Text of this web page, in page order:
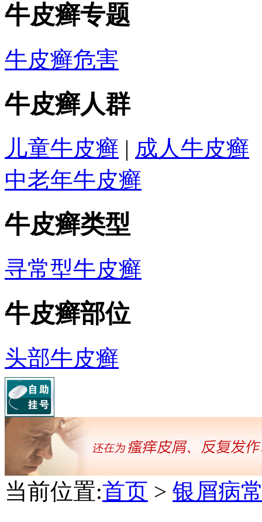
牛皮癣专题
牛皮癣危害
牛皮癣人群
儿童牛皮癣 | 成人牛皮癣
中老年牛皮癣
牛皮癣类型
寻常型牛皮癣
牛皮癣部位
头部牛皮癣
当前位置:首页 > 银屑病